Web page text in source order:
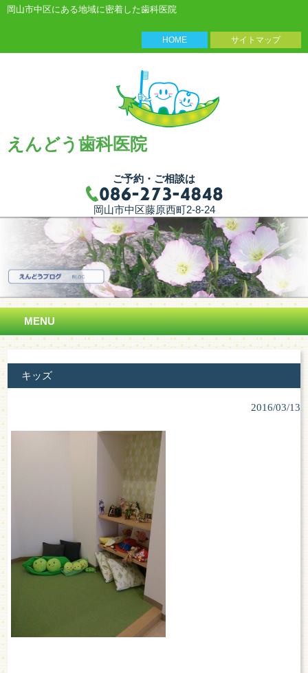
岡山市中区にある地域に密着した歯科医院
HOME サイトマップ
えんどう歯科医院
ご予約・ご相談は
岡山市中区藤原西町2-8-24
MENU
キッズ
2016/03/13